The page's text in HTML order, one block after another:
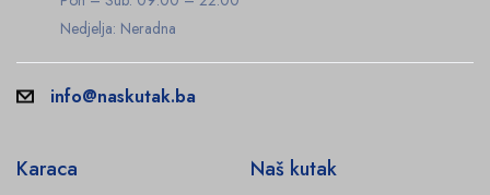
Nedjelja: Neradna
info@naskutak.ba
Karaca Naš kutak